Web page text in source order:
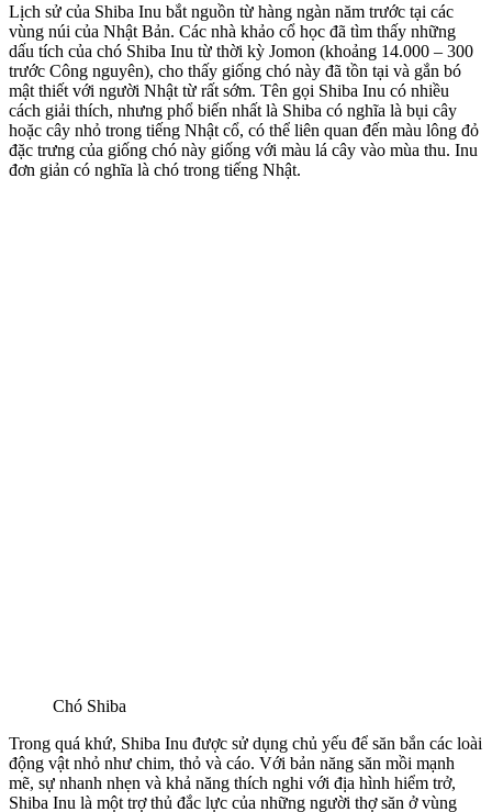
Lịch sử của Shiba Inu bắt nguồn từ hàng ngàn năm trước tại các
vùng núi của Nhật Bản. Các nhà khảo cổ học đã tìm thấy những
dấu tích của chó Shiba Inu từ thời kỳ Jomon (khoảng 14.000 – 300
trước Công nguyên), cho thấy giống chó này đã tồn tại và gắn bó
mật thiết với người Nhật từ rất sớm. Tên gọi Shiba Inu có nhiều
cách giải thích, nhưng phổ biến nhất là Shiba có nghĩa là bụi cây
hoặc cây nhỏ trong tiếng Nhật cổ, có thể liên quan đến màu lông đỏ
đặc trưng của giống chó này giống với màu lá cây vào mùa thu. Inu
đơn giản có nghĩa là chó trong tiếng Nhật.
Chó Shiba
Trong quá khứ, Shiba Inu được sử dụng chủ yếu để săn bắn các loài
động vật nhỏ như chim, thỏ và cáo. Với bản năng săn mồi mạnh
mẽ, sự nhanh nhẹn và khả năng thích nghi với địa hình hiểm trở,
Shiba Inu là một trợ thủ đắc lực của những người thợ săn ở vùng